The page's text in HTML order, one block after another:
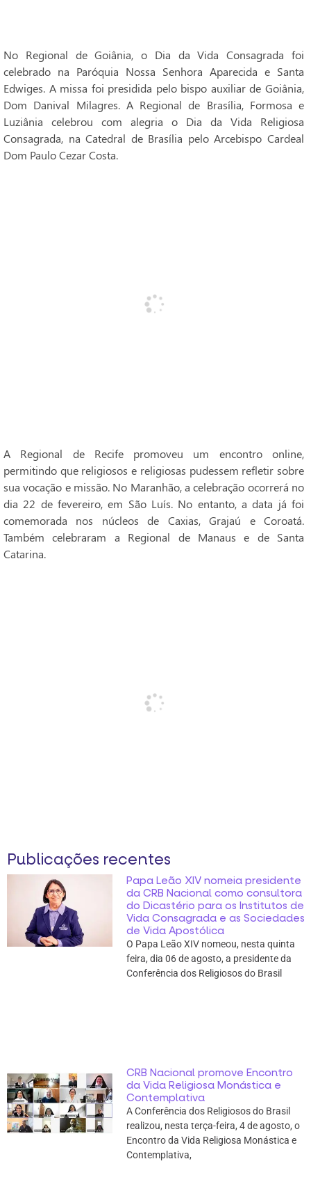
No Regional de Goiânia, o Dia da Vida Consagrada foi
celebrado na Paróquia Nossa Senhora Aparecida e Santa
Edwiges. A missa foi presidida pelo bispo auxiliar de Goiânia,
Dom Danival Milagres. A Regional de Brasília, Formosa e
Luziânia celebrou com alegria o Dia da Vida Religiosa
Consagrada, na Catedral de Brasília pelo Arcebispo Cardeal
Dom Paulo Cezar Costa.
A Regional de Recife promoveu um encontro online,
permitindo que religiosos e religiosas pudessem refletir sobre
sua vocação e missão. No Maranhão, a celebração ocorrerá no
dia 22 de fevereiro, em São Luís. No entanto, a data já foi
comemorada nos núcleos de Caxias, Grajaú e Coroatá.
Também celebraram a Regional de Manaus e de Santa
Catarina.
Publicações recentes
Papa Leão XIV nomeia presidente
da CRB Nacional como consultora
do Dicastério para os Institutos de
Vida Consagrada e as Sociedades
de Vida Apostólica
O Papa Leão XIV nomeou, nesta quinta
feira, dia 06 de agosto, a presidente da
Conferência dos Religiosos do Brasil
CRB Nacional promove Encontro
da Vida Religiosa Monástica e
Contemplativa
A Conferência dos Religiosos do Brasil
realizou, nesta terça-feira, 4 de agosto, o
Encontro da Vida Religiosa Monástica e
Contemplativa,